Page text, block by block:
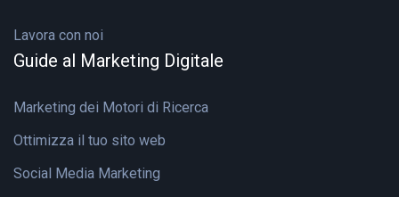
Lavora con noi
Guide al Marketing Digitale
Marketing dei Motori di Ricerca
Ottimizza il tuo sito web
Social Media Marketing